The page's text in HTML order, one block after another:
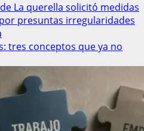
La querella solicitó medidas
presuntas irregularidades
tres conceptos que ya no